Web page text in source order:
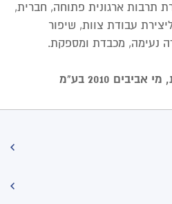
תרבות ארגונית פתוחה, חברית,
עבודת צוות, שיפור
נעימה, מכבדת ומספקת.
2010 בע"מ